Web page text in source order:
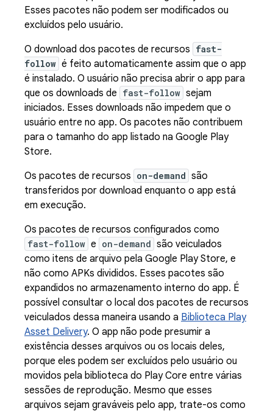
Esses pacotes não podem ser modificados ou
excluídos pelo usuário.
O download dos pacotes de recursos fast-
follow é feito automaticamente assim que o app
é instalado. O usuário não precisa abrir o app para
que os downloads de fast-follow sejam
iniciados. Esses downloads não impedem que o
usuário entre no app. Os pacotes não contribuem
para o tamanho do app listado na Google Play
Store.
Os pacotes de recursos on-demand são
transferidos por download enquanto o app está
em execução.
Os pacotes de recursos configurados como
fast-follow e on-demand são veiculados
como itens de arquivo pela Google Play Store, e
não como APKs divididos. Esses pacotes são
expandidos no armazenamento interno do app. É
possível consultar o local dos pacotes de recursos
veiculados dessa maneira usando a Biblioteca Play
Asset Delivery. O app não pode presumir a
existência desses arquivos ou os locais deles,
porque eles podem ser excluídos pelo usuário ou
movidos pela biblioteca do Play Core entre várias
sessões de reprodução. Mesmo que esses
arquivos sejam graváveis pelo app, trate-os como